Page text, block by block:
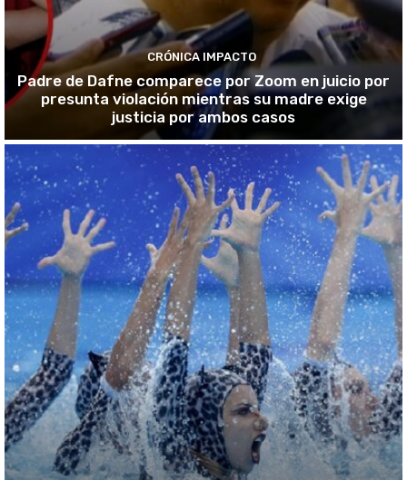
CRÓNICA IMPACTO
Padre de Dafne comparece por Zoom en juicio por
presunta violación mientras su madre exige
justicia por ambos casos